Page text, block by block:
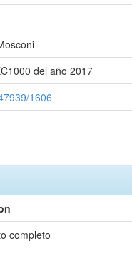
del año 2017
1606
completo